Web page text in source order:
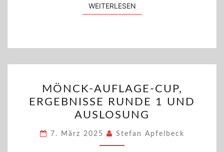
WEITERLESENWEITERLESEN
AUFLAGE-
CUP,
ERGEBNISSE
RUNDE
1
MÖNCK-AUFLAGE-CUP,
ERGEBNISSE RUNDE 1 UND
AUSLOSUNG
7. März 2025 Stefan Apfelbeck